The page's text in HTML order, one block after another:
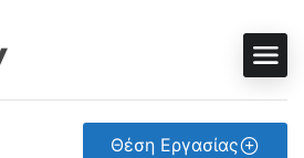
Θέση Εργασίας